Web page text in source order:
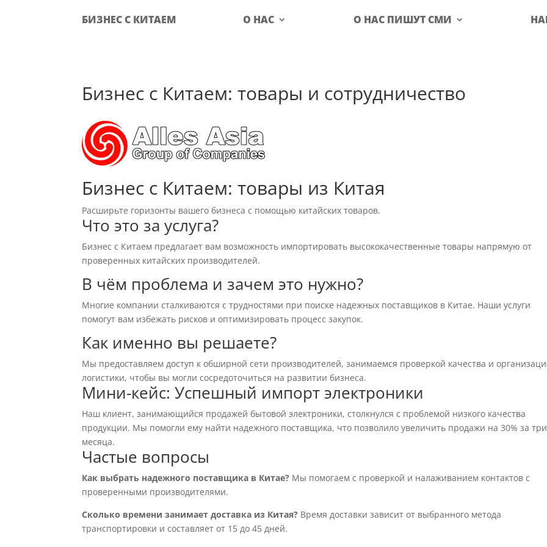
БИЗНЕС С КИТАЕМ О НАС О НАС ПИШУТ СМИ
Бизнес с Китаем: товары и сотрудничество
Бизнес с Китаем: товары из Китая
Расширьте горизонты вашего бизнеса с помощью китайских товаров.
Что это за услуга?
Бизнес с Китаем предлагает вам возможность импортировать высококачественные товары напрямую от
проверенных китайских производителей.
В чём проблема и зачем это нужно?
Многие компании сталкиваются с трудностями при поиске надежных поставщиков в Китае. Наши услуги
помогут вам избежать рисков и оптимизировать процесс закупок.
Как именно вы решаете?
Мы предоставляем доступ к обширной сети производителей, занимаемся проверкой качества и
логистики, чтобы вы могли сосредоточиться на развитии бизнеса.
Мини-кейс: Успешный импорт электроники
Наш клиент, занимающийся продажей бытовой электроники, столкнулся с проблемой низкого качества
продукции. Мы помогли ему найти надежного поставщика, что позволило увеличить продажи на 30% за три
месяца.
Частые вопросы
Как выбрать надежного поставщика в Китае? Мы помогаем с проверкой и налаживанием контактов с
проверенными производителями.
Сколько времени занимает доставка из Китая? Время доставки зависит от выбранного метода
транспортировки и составляет от 15 до 45 дней.